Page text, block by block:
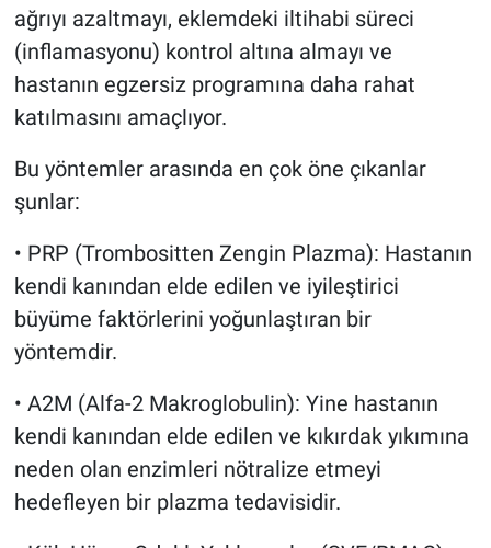
ağrıyı azaltmayı, eklemdeki iltihabi süreci
(inflamasyonu) kontrol altına almayı ve
hastanın egzersiz programına daha rahat
katılmasını amaçlıyor.
Bu yöntemler arasında en çok öne çıkanlar
şunlar:
• PRP (Trombositten Zengin Plazma): Hastanın
kendi kanından elde edilen ve iyileştirici
büyüme faktörlerini yoğunlaştıran bir
yöntemdir.
• A2M (Alfa-2 Makroglobulin): Yine hastanın
kendi kanından elde edilen ve kıkırdak yıkımına
neden olan enzimleri nötralize etmeyi
hedefleyen bir plazma tedavisidir.